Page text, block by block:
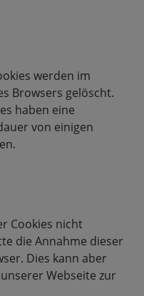
werden im
Browsers gelöscht.
haben eine
von einigen
Cookies nicht
die Annahme dieser
Dies kann aber
Webseite zur